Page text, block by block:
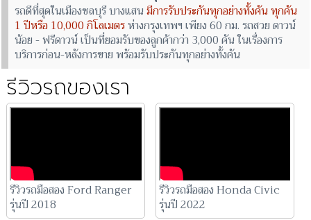
รถดีที่สุดในเมืองชลบุรี บางแสนมีการรับประกันทุกอย่างทั้งคัน ทุกคัน
1 ปีหรือ 10,000 กิโลเมตรห่างกรุงเทพฯ เพียง 60 กม. รถสวย ดาวน์
น้อย - ฟรีดาวน์ เป็นที่ยอมรับของลูกค้ากว่า 3,000 คัน ในเรื่องการ
บริการก่อน-หลังการขาย พร้อมรับประกันทุกอย่างทั้งคัน
รีวิวรถของเรา
รีวิวรถมือสอง Ford Ranger
รุ่นปี 2018
รีวิวรถมือสอง Honda Civic
รุ่นปี 2022